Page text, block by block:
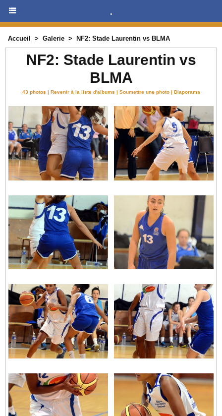
.
Accueil > Galerie > NF2: Stade Laurentin vs BLMA
NF2: Stade Laurentin vs
BLMA
43 photos | Revenir à la liste d'albums | Soumettre une photo | Diaporama